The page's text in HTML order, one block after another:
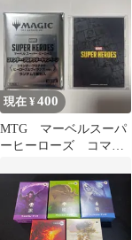
現在 ¥400
MTG マーベルスーパ
ーヒーローズ コマン
セット